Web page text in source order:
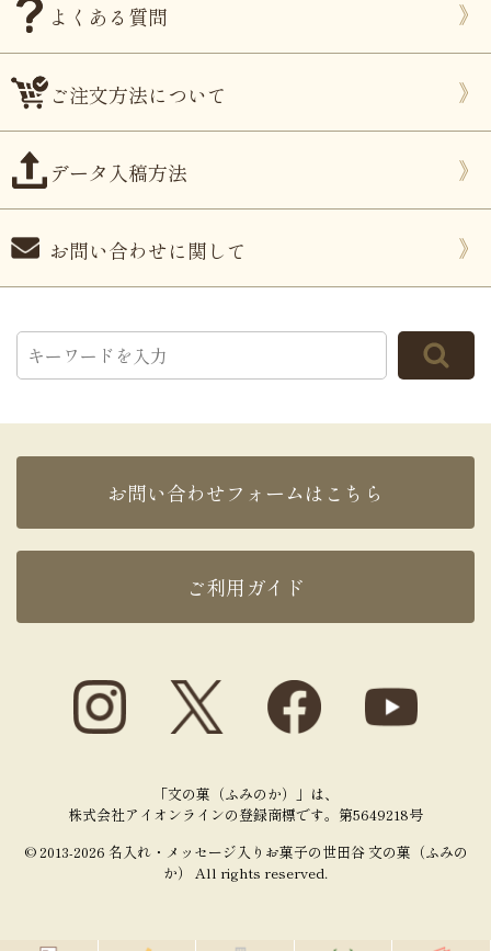
よくある質問
ご注文方法について
データ入稿方法
お問い合わせに関して
お問い合わせフォームはこちら
ご利用ガイド
「文の菓（ふみのか）」は、
株式会社アイオンラインの登録商標です。第5649218号
© 2013-2026 名入れ・メッセージ入りお菓子の世田谷 文の菓（ふみの
か） All rights reserved.